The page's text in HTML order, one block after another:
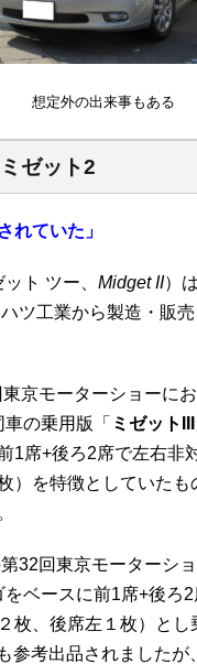
想定外の出来事もある
ゼット2
れていた 」
ト ツー、 Midget II）
ツ工業から製造・販
京モーターショーに
の乗用版「 ミゼットIII
1席+後ろ2席で左右非
）を特徴としていた
32回東京モーターシ
をベースに前1席+後ろ
枚、後席左１枚）とし
参考出品されましたが